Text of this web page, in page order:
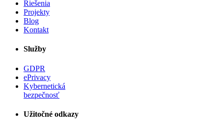
Riešenia
Projekty
Blog
Kontakt
Služby
GDPR
ePrivacy
Kybernetická
bezpečnosť
Užitočné odkazy